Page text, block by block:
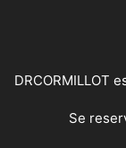
DRCORMILLOT
Se